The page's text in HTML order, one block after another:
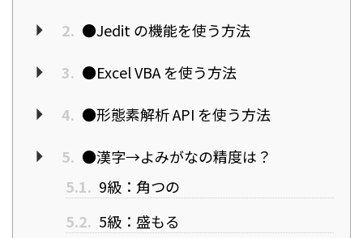
2. ●Jedit の機能を使う方法
3. ●Excel VBA を使う方法
4. ●形態素解析 API を使う方法
5. ●漢字→よみがなの精度は？
5.1. 9級：角つの
5.2. 5級：盛もる